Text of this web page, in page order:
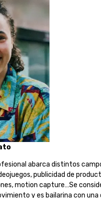
abarca distintos
publicidad de
motion capture…Se
y es bailarina con una